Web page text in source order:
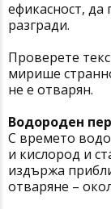
ефикасност,
разгради.
Проверете
мирише
не е отварян.
Водороден
С времето
и кислород и
издържа
отваряне –